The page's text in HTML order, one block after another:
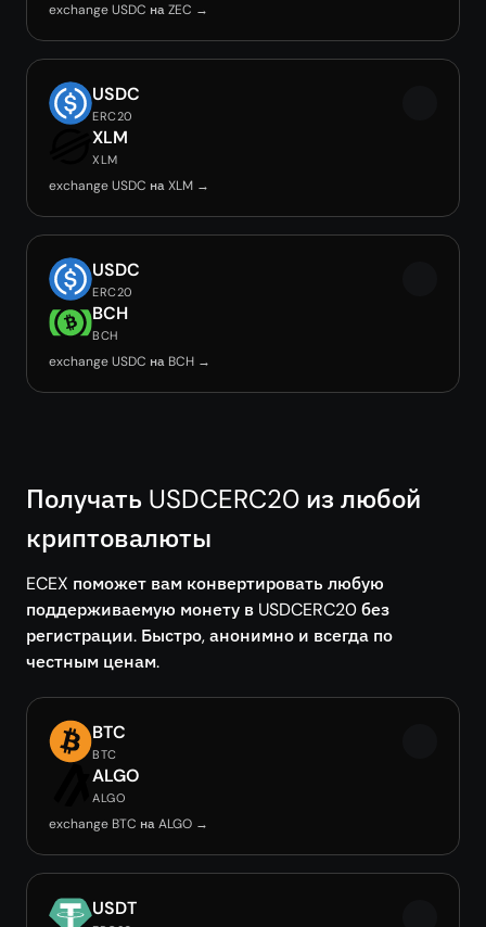
exchange USDC на ZEC →
USDC
ERC20
XLM
XLM
exchange USDC на XLM →
USDC
ERC20
BCH
BCH
exchange USDC на BCH →
Получать USDCERC20 из любой
криптовалюты
ECEX поможет вам конвертировать любую
поддерживаемую монету в USDCERC20 без
регистрации. Быстро, анонимно и всегда по
честным ценам.
BTC
BTC
ALGO
ALGO
exchange BTC на ALGO →
USDT